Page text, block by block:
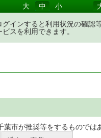
大 中 小
グインすると利用状況の確認
ビスを利用できます。
するものではあり